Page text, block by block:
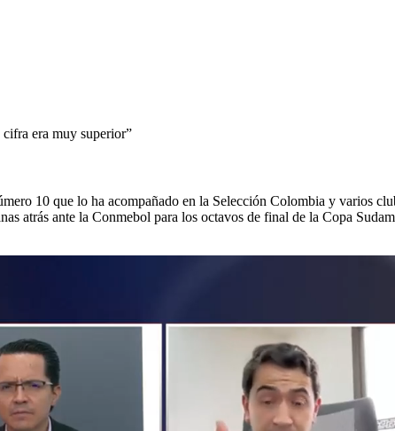
era muy superior”
10 que lo ha acompañado en la Selección Colombia y varios
atrás ante la Conmebol para los octavos de final de la Copa